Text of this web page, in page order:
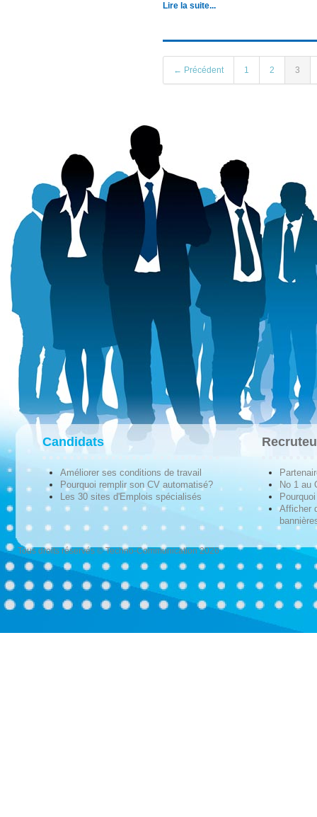
Lire la suite...
← Précédent 1 2 3
Candidats
Améliorer ses conditions de travail
Pourquoi remplir son CV automatisé?
Les 30 sites d'Emplois spécialisés
No 1 au
Afficher
Tous droits réservés © Techno-Communication 2026